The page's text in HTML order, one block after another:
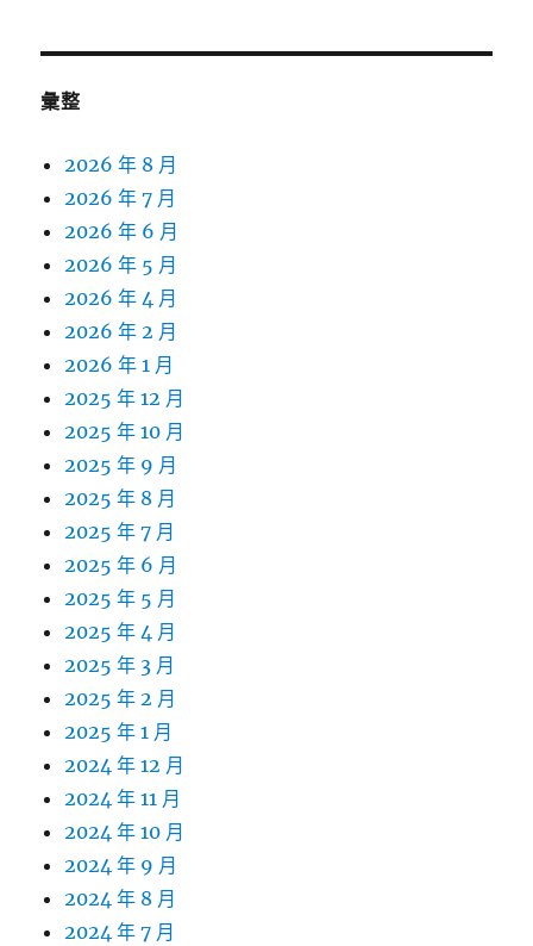
彙整
2026 年 8 月
2026 年 7 月
2026 年 6 月
2026 年 5 月
2026 年 4 月
2026 年 2 月
2026 年 1 月
2025 年 12 月
2025 年 10 月
2025 年 9 月
2025 年 8 月
2025 年 7 月
2025 年 6 月
2025 年 5 月
2025 年 4 月
2025 年 3 月
2025 年 2 月
2025 年 1 月
2024 年 12 月
2024 年 11 月
2024 年 10 月
2024 年 9 月
2024 年 8 月
2024 年 7 月